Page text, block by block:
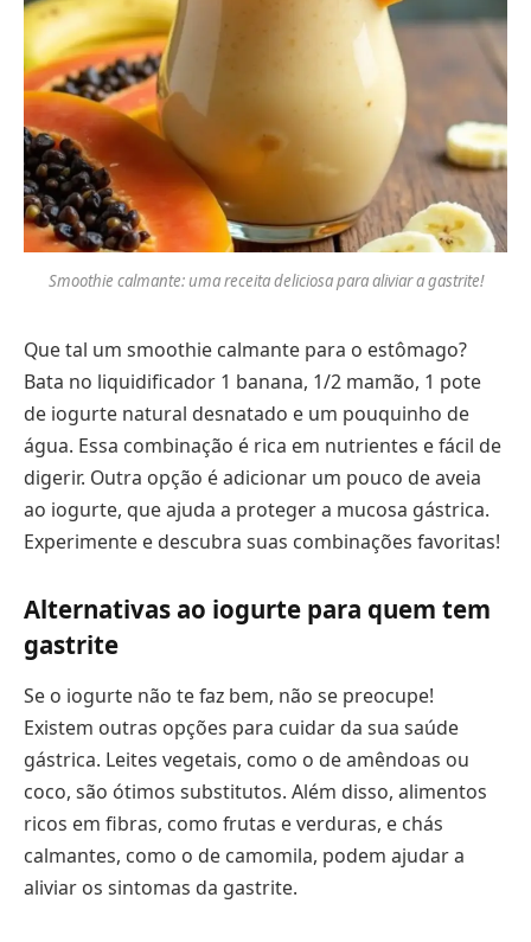
Smoothie calmante: uma receita deliciosa para aliviar a gastrite!
Que tal um smoothie calmante para o estômago?
Bata no liquidificador 1 banana, 1/2 mamão, 1 pote
de iogurte natural desnatado e um pouquinho de
água. Essa combinação é rica em nutrientes e fácil de
digerir. Outra opção é adicionar um pouco de aveia
ao iogurte, que ajuda a proteger a mucosa gástrica.
Experimente e descubra suas combinações favoritas!
Alternativas ao iogurte para quem tem
gastrite
Se o iogurte não te faz bem, não se preocupe!
Existem outras opções para cuidar da sua saúde
gástrica. Leites vegetais, como o de amêndoas ou
coco, são ótimos substitutos. Além disso, alimentos
ricos em fibras, como frutas e verduras, e chás
calmantes, como o de camomila, podem ajudar a
aliviar os sintomas da gastrite.